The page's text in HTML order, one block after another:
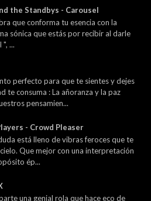
the Standbys - Carousel
que conforma tu esencia con la
sónica que estás por recibir al darle
...
perfecto para que te sientes y dejes
te consuma : La añoranza y la paz
pensamien...
- Crowd Pleaser
está lleno de vibras feroces que te
Que mejor con una interpretación
ép...
una genial rola que hace eco de